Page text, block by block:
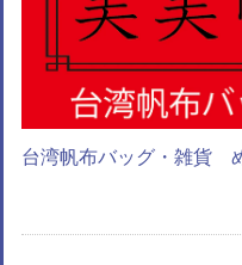
台湾帆布バッグ・雑貨